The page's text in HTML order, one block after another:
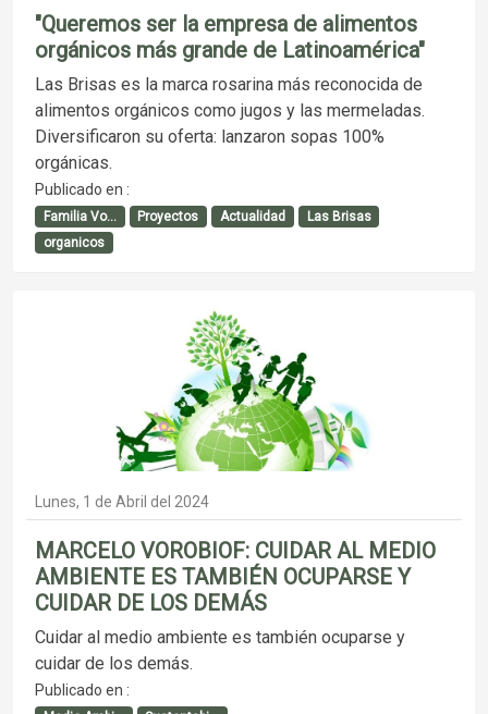
"Queremos ser la empresa de alimentos
orgánicos más grande de Latinoamérica"
Las Brisas es la marca rosarina más reconocida de
alimentos orgánicos como jugos y las mermeladas.
Diversificaron su oferta: lanzaron sopas 100%
orgánicas.
Publicado en :
Familia Vo... Proyectos Actualidad
Las Brisas
organicos
Lunes, 1 de Abril del 2024
MARCELO VOROBIOF: CUIDAR AL MEDIO
AMBIENTE ES TAMBIÉN OCUPARSE Y
CUIDAR DE LOS DEMÁS
Cuidar al medio ambiente es también ocuparse y
cuidar de los demás.
Publicado en :